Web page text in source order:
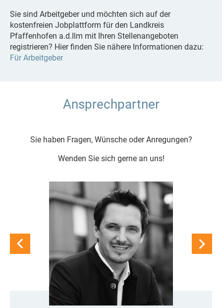
Sie sind Arbeitgeber und möchten sich auf der
kostenfreien Jobplattform für den Landkreis
Pfaffenhofen a.d.Ilm mit Ihren Stellenangeboten
registrieren? Hier finden Sie nähere Informationen dazu:
Für Arbeitgeber
Ansprechpartner
Sie haben Fragen, Wünsche oder Anregungen?
Wenden Sie sich gerne an uns!